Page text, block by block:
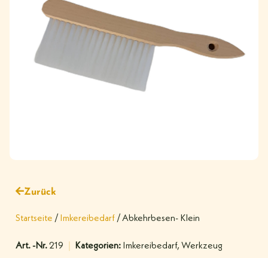
Zurück
Startseite / Imkereibedarf / Abkehrbesen- Klein
Art. -Nr.219 Kategorien: Imkereibedarf, Werkzeug